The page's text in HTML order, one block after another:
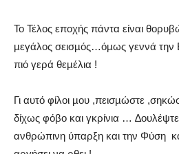
Το Τέλος εποχής πάντα είναι
µεγάλος σεισµός…όµως γεννά την
πιό γερά θεµέλια !
Γι αυτό φίλοι µου ,πεισµώστε
δίχως φόβο και γκρίνια …
ανθρώπινη ύπαρξη και την Φύση